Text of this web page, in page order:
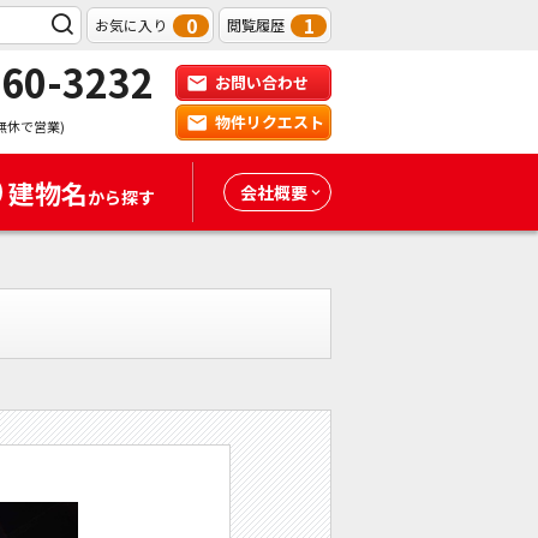
お気に入り 0 閲覧履歴 1
3232
休で営業)
お問い合わせ
物件リクエスト
建物名から探す 会社概要